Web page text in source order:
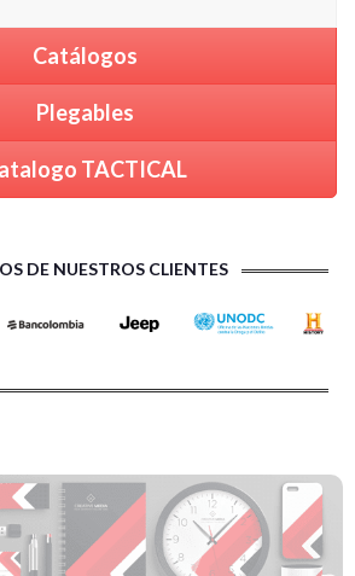
Catálogos
Plegables
TACTICAL
DE NUESTROS CLIENTES
PUBLICITARIOS